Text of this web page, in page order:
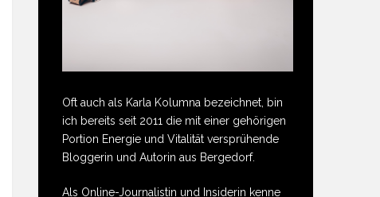
Oft auch als Karla Kolumna bezeichnet, bin
ich bereits seit 2011 die mit einer gehörigen
Portion Energie und Vitalität versprühende
Bloggerin und Autorin aus Bergedorf.
Als Online-Journalistin und Insiderin kenne